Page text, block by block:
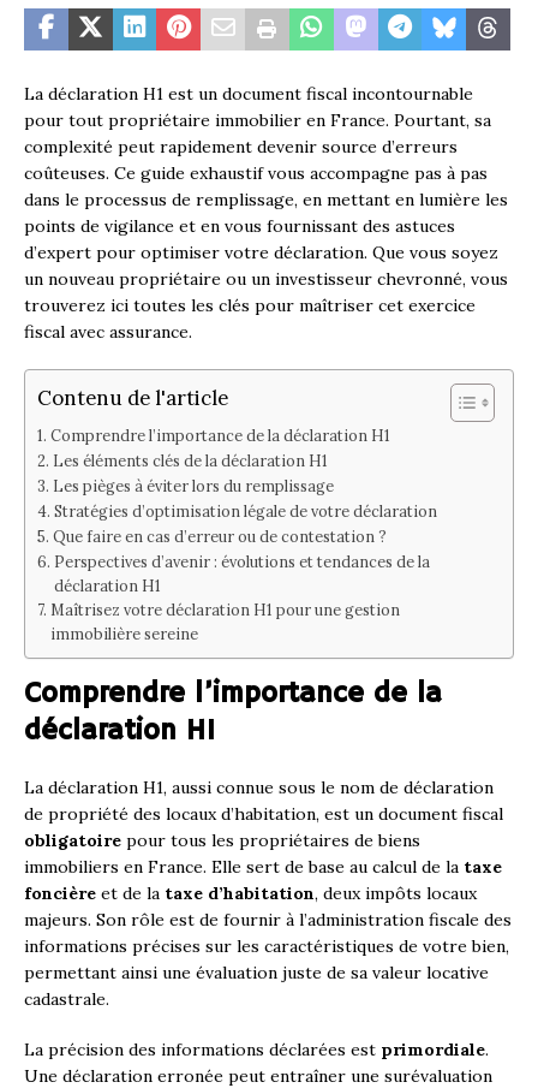
La déclaration H1 est un document fiscal incontournable
pour tout propriétaire immobilier en France. Pourtant, sa
complexité peut rapidement devenir source d’erreurs
coûteuses. Ce guide exhaustif vous accompagne pas à pas
dans le processus de remplissage, en mettant en lumière les
points de vigilance et en vous fournissant des astuces
d’expert pour optimiser votre déclaration. Que vous soyez
un nouveau propriétaire ou un investisseur chevronné, vous
trouverez ici toutes les clés pour maîtriser cet exercice
fiscal avec assurance.
Contenu de l'article
Comprendre l’importance de la déclaration H1
Les éléments clés de la déclaration H1
Les pièges à éviter lors du remplissage
Stratégies d’optimisation légale de votre déclaration
Que faire en cas d’erreur ou de contestation ?
Perspectives d’avenir : évolutions et tendances de la
déclaration H1
Maîtrisez votre déclaration H1 pour une gestion
immobilière sereine
Comprendre l’importance de la
déclaration H1
La déclaration H1, aussi connue sous le nom de déclaration
de propriété des locaux d’habitation, est un document fiscal
obligatoire pour tous les propriétaires de biens
immobiliers en France. Elle sert de base au calcul de la taxe
foncière et de la taxe d’habitation, deux impôts locaux
majeurs. Son rôle est de fournir à l’administration fiscale des
informations précises sur les caractéristiques de votre bien,
permettant ainsi une évaluation juste de sa valeur locative
cadastrale.
La précision des informations déclarées est primordiale.
Une déclaration erronée peut entraîner une surévaluation